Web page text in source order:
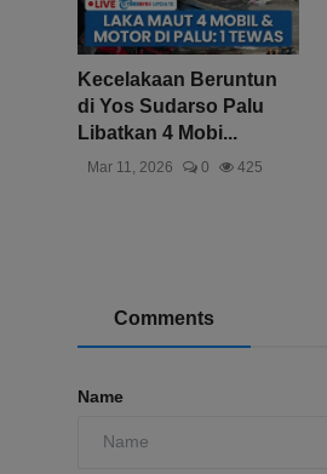
Kecelakaan Beruntun
di Yos Sudarso Palu
Libatkan 4 Mobi...
Mar 11, 2026 0 425
Comments
Name